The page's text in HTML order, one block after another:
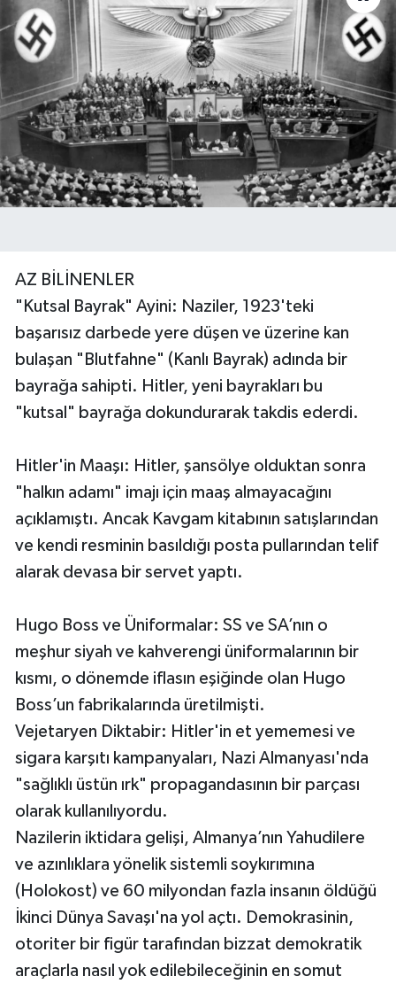
AZ BİLİNENLER
"Kutsal Bayrak" Ayini: Naziler, 1923'teki
başarısız darbede yere düşen ve üzerine kan
bulaşan "Blutfahne" (Kanlı Bayrak) adında bir
bayrağa sahipti. Hitler, yeni bayrakları bu
"kutsal" bayrağa dokundurarak takdis ederdi.
Hitler'in Maaşı: Hitler, şansölye olduktan sonra
"halkın adamı" imajı için maaş almayacağını
açıklamıştı. Ancak Kavgam kitabının satışlarından
ve kendi resminin basıldığı posta pullarından telif
alarak devasa bir servet yaptı.
Hugo Boss ve Üniformalar: SS ve SA’nın o
meşhur siyah ve kahverengi üniformalarının bir
kısmı, o dönemde iflasın eşiğinde olan Hugo
Boss’un fabrikalarında üretilmişti.
Vejetaryen Diktabir: Hitler'in et yememesi ve
sigara karşıtı kampanyaları, Nazi Almanyası'nda
"sağlıklı üstün ırk" propagandasının bir parçası
olarak kullanılıyordu.
Nazilerin iktidara gelişi, Almanya’nın Yahudilere
ve azınlıklara yönelik sistemli soykırımına
(Holokost) ve 60 milyondan fazla insanın öldüğü
İkinci Dünya Savaşı'na yol açtı. Demokrasinin,
otoriter bir figür tarafından bizzat demokratik
araçlarla nasıl yok edilebileceğinin en somut